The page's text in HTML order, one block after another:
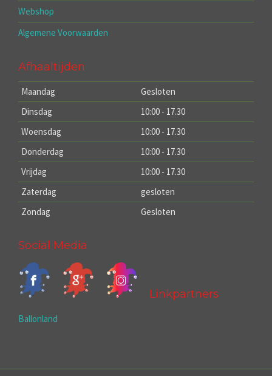
Webshop
Algemene Voorwaarden
Afhaaltijden
Maandag
Gesloten
Dinsdag
10:00 - 17.30
Woensdag
10:00 - 17.30
Donderdag
10:00 - 17.30
Vrijdag
10:00 - 17.30
Zaterdag
gesloten
Zondag
Gesloten
Social Media
Linkpartners
Ballonland